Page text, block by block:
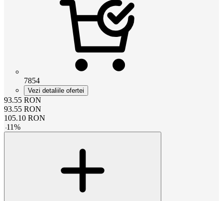
7854
Vezi detaliile ofertei
93.55 RON
93.55 RON
105.10 RON
-11%